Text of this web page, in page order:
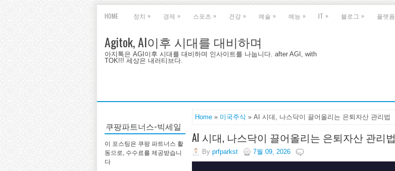
HOME 정치 » 경제 » 스포츠 » 건강 » 예술 » 예능 » IT » 블로그 » 플랫폼
Agitok, AI이후 시대를 대비하며
아지톡은 AGI이후 시대를 대비하며 인사이트를 나눕니다. after AGI, with
TOK!!! 세상은 내러티브다.
쿠팡파트너스-빅세일
이 포스팅은 쿠팡 파트너스 활
동으로, 수수료를 제공받습니
다
Home » 미국주식 » AI 시대, 나스닥이 끌어올리는 은퇴자산 관리법
AI 시대, 나스닥이 끌어올리는 은퇴자산 관리법
By prfparkst 7월 09, 2026